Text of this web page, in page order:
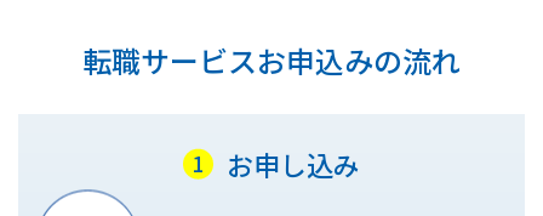
転職サービスお申込みの流れ
お申し込み